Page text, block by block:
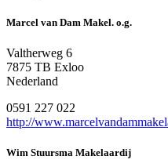
Marcel van Dam Makel. o.g.
Valtherweg 6
7875 TB Exloo
Nederland
0591 227 022
http://
Wim Stuursma Makelaardij